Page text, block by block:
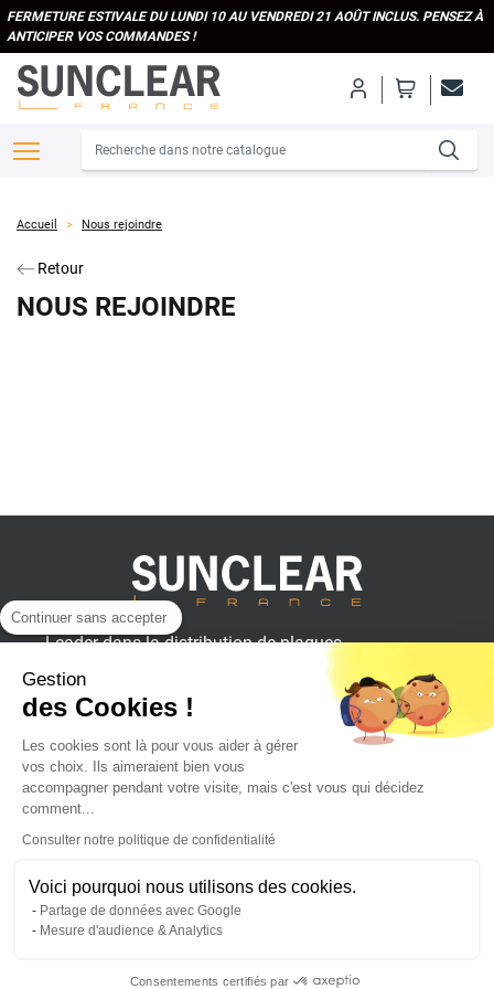
FERMETURE ESTIVALE DU LUNDI 10 AU VENDREDI 21 AOÛT INCLUS. PENSEZ À
ANTICIPER VOS COMMANDES !
Accueil Nous rejoindre
Retour
NOUS REJOINDRE
Leader dans la distribution de plaques
plastiques, aluminium et composites
pour professionnels.
SUNCLEAR France
Achat en ligne
Suivez l'actualité sur :
Continuer sans accepter
Gestion
des Cookies !
Les cookies sont là pour vous aider à gérer
vos choix. Ils aimeraient bien vous
accompagner pendant votre visite, mais c'est vous qui décidez
comment...
Consulter notre politique de confidentialité
Voici pourquoi nous utilisons des cookies.
Partage de données avec Google
Mesure d'audience & Analytics
Consentements certifiés par